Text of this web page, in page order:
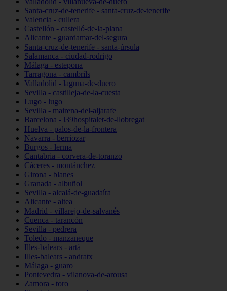
Santa-cruz-de-tenerife - santa-cruz-de-tenerife
Valencia - cullera
Castellón - castelló-de-la-plana
Alicante - guardamar-del-segura
Santa-cruz-de-tenerife - santa-úrsula
Salamanca - ciudad-rodrigo
Málaga - estepona
Tarragona - cambrils
Valladolid - laguna-de-duero
Sevilla - castilleja-de-la-cuesta
Lugo - lugo
Sevilla - mairena-del-aljarafe
Barcelona - l39hospitalet-de-llobregat
Huelva - palos-de-la-frontera
Navarra - berriozar
Burgos - lerma
Cantabria - corvera-de-toranzo
Cáceres - montánchez
Girona - blanes
Granada - albuñol
Sevilla - alcalá-de-guadaíra
Alicante - altea
Madrid - villarejo-de-salvanés
Cuenca - tarancón
Sevilla - pedrera
Toledo - manzaneque
Illes-balears - artà
Illes-balears - andratx
Málaga - guaro
Pontevedra - vilanova-de-arousa
Zamora - toro